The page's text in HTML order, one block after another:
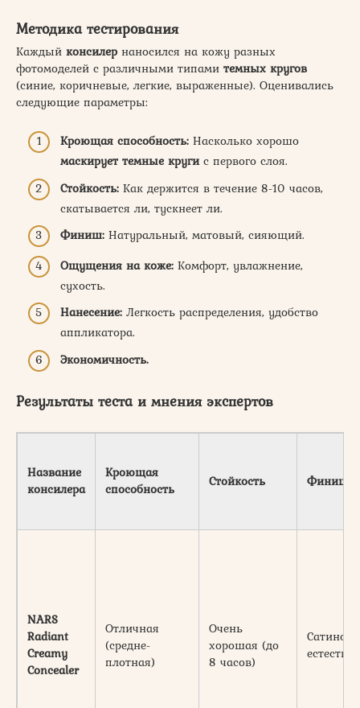
Методика тестирования
Каждый консилер наносился на кожу разных
фотомоделей с различными типами темных кругов
(синие, коричневые, легкие, выраженные). Оценивались
следующие параметры:
Кроющая способность: Насколько хорошо
маскирует темные кругис первого слоя.
Стойкость: Как держится в течение 8-10 часов,
скатывается ли, тускнеет ли.
Финиш: Натуральный, матовый, сияющий.
Ощущения на коже: Комфорт, увлажнение,
сухость.
Нанесение: Легкость распределения, удобство
аппликатора.
Экономичность.
Результаты теста и мнения экспертов
Название
консилера
Кроющая
способность
Стойкость Финиш
NARS
Radiant
Creamy
Concealer
Отличная
(средне-
плотная)
Очень
хорошая (до
8 часов)